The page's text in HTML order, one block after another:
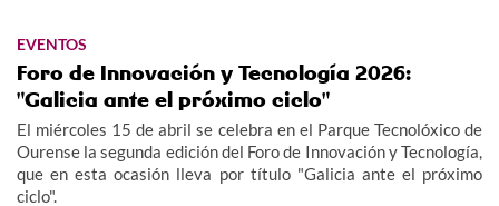
EVENTOS
Foro de Innovación y Tecnología 2026:
"Galicia ante el próximo ciclo"
El miércoles 15 de abril se celebra en el Parque Tecnolóxico de
Ourense la segunda edición del Foro de Innovación y Tecnología,
que en esta ocasión lleva por título "Galicia ante el próximo
ciclo".